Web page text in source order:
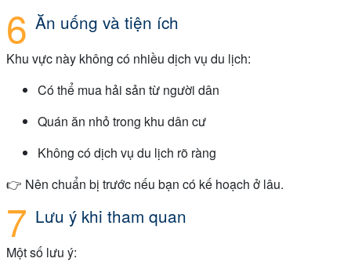
Ăn uống và tiện ích
Khu vực này không có nhiều dịch vụ du lịch:
Có thể mua hải sản từ người dân
Quán ăn nhỏ trong khu dân cư
Không có dịch vụ du lịch rõ ràng
👉 Nên chuẩn bị trước nếu bạn có kế hoạch ở lâu.
Lưu ý khi tham quan
Một số lưu ý: